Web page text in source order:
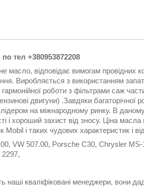
тел +380953872208
масло, відповідає вимогам провідних
Виробляється з використанням
роботи з фільтрами саж
двигуни) .Завдяки багаторічної
лідером на міжнародному ринку. В
і хороший захист від зносу. Ціна
і таких чудових характеристик і
VW 507.00, Porsche C30, Chrysler MS-
кваліфіковані менеджери, вони